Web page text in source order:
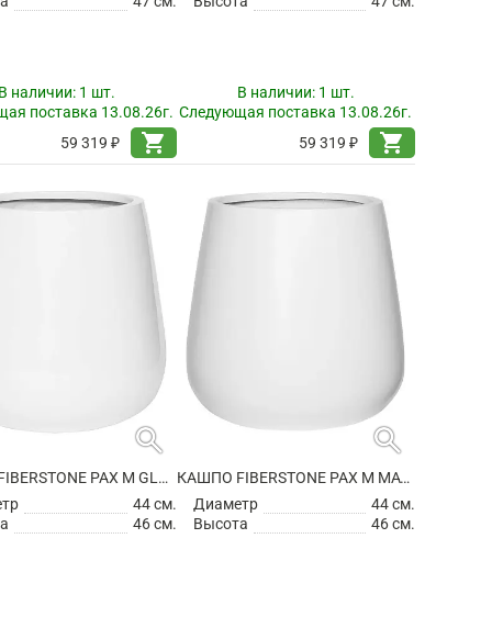
наличии: 1 шт.
поставка 13.08.26г.
59 319 ₽
shopping_cart
В наличии: 1 шт.
Следующая поставка 13.08.26г.
59 319 ₽
shopping_cart
search
КАШПО FIBERSTONE PAX M GLOSSY WHITE
44 см.
46 см.
search
КАШПО FIBERSTONE PAX M MATT WHITE
Диаметр
44 см.
Высота
46 см.